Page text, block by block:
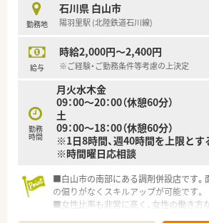
勤務地
石川県 白山市
陽羽里駅 (北陸鉄道石川線)
給与
時給2,000円～2,400円
※ご経験・ご勤務条件等考慮の上決定
勤務
時間
月火水木金
09：00～20：00（休憩60分）
土
09：00～18：00（休憩60分）
※1日8時間、週40時間を上限とす
※時間曜日応相談
■白山市の南部にある調剤併設店です。
の偏りがなくスキルアップが可能です。
■女性比率も非常に高く、女性の働き方